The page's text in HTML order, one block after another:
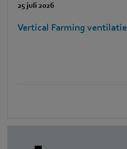
25 juli 2026
Vertical Farming ventilatie